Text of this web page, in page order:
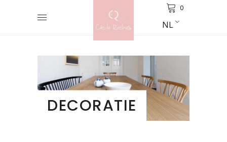
0
NL
DECORATIE